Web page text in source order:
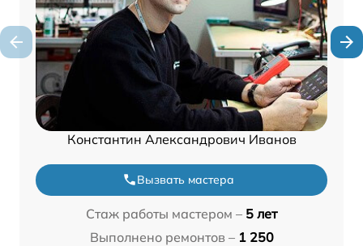
Константин Александрович Иванов
Вызвать мастера
Стаж работы мастером – 5 лет
Выполнено ремонтов – 1 250